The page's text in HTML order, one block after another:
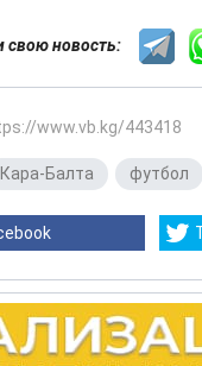
свою новость:
www.vb.kg/443418
Кара-Балта футбол